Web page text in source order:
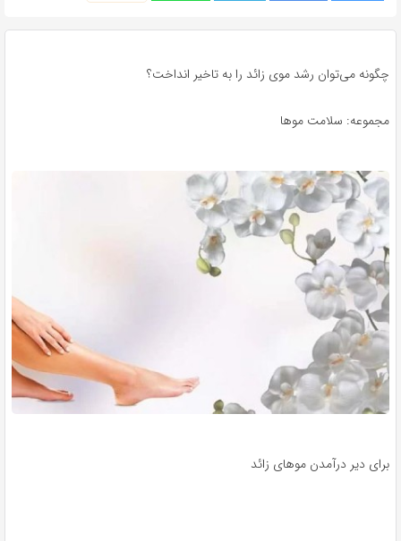
چگونه می‌توان رشد موی زائد را به تاخیر انداخت؟
مجموعه: سلامت موها
برای دیر درآمدن موهای زائد